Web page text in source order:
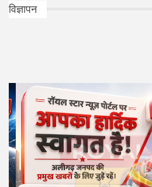
विज्ञापन